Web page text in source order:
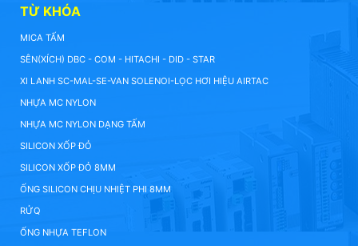
TỪ KHÓA
MICA TẤM
SÊN(XÍCH) DBC - COM - HITACHI - DID - STAR
XI LANH SC-MAL-SE-VAN SOLENOI-LỌC HƠI HIỆU AIRTAC
NHỰA MC NYLON
NHỰA MC NYLON DẠNG TẤM
SILICON XỐP ĐỎ
SILICON XỐP ĐỎ 8MM
ỐNG SILICON CHỊU NHIỆT PHI 8MM
RỬQ
ỐNG NHỰA TEFLON